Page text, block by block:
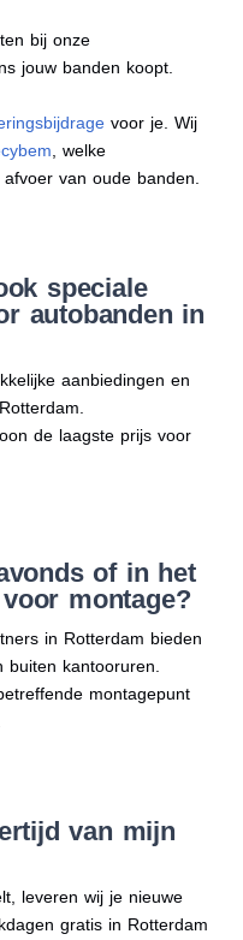
bij onze
jouw banden koopt.
voor je. Wij
, welke
van oude banden.
speciale
autobanden in
aanbiedingen en
de laagste prijs voor
of in het
montage?
in Rotterdam bieden
buiten kantooruren.
montagepunt
van mijn
leveren wij je nieuwe
gratis in Rotterdam